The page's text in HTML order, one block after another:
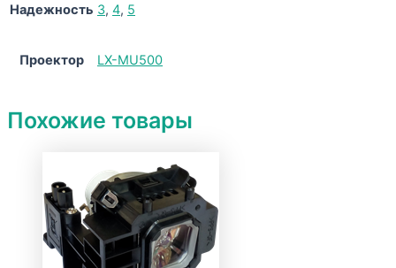
Надежность 3, 4, 5
Проектор LX-MU500
Похожие товары